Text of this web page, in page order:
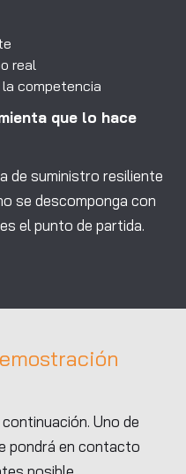
real
competencia
que lo hace
de suministro resiliente
se descomponga con
el punto de partida.
Uno de
pondrá en contacto